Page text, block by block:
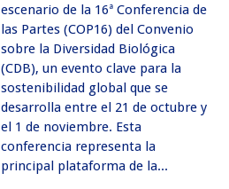
escenario de la 16ª Conferencia de
las Partes (COP16) del Convenio
sobre la Diversidad Biológica
(CDB), un evento clave para la
sostenibilidad global que se
desarrolla entre el 21 de octubre y
el 1 de noviembre. Esta
conferencia representa la
principal plataforma de la...